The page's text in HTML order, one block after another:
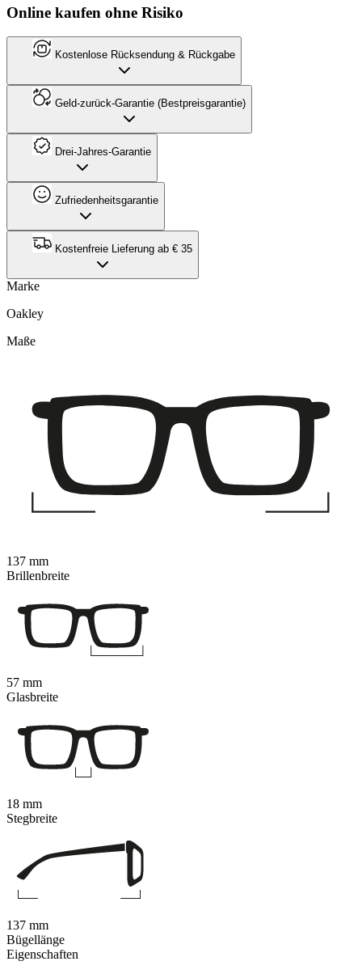
Online kaufen ohne Risiko
Kostenlose Rücksendung & Rückgabe
Geld-zurück-Garantie (Bestpreisgarantie)
Drei-Jahres-Garantie
Zufriedenheitsgarantie
Kostenfreie Lieferung ab € 35
Marke
Oakley
Eigenschaften
Maße
137 mm
Brillenbreite
57 mm
Glasbreite
18 mm
Stegbreite
137 mm
Bügellänge